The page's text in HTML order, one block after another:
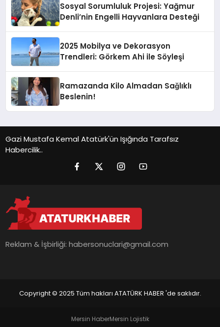
Sosyal Sorumluluk Projesi: Yağmur
Denli’nin Engelli Hayvanlara Desteği
2025 Mobilya ve Dekorasyon
Trendleri: Görkem Ahi ile Söyleşi
Ramazanda Kilo Almadan Sağlıklı
Beslenin!
Gazi Mustafa Kemal Atatürk'ün Işığında Tarafsız
Habercilik..
Reklam & İşbirliği:habersonuclari@gmail.com
Copyright © 2025 Tüm hakları ATATÜRK HABER 'de saklıdır.
Mersin HaberMersin Lojistik